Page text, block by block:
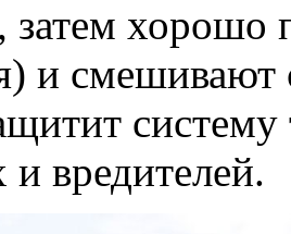
затем
и смешивают
вредителей.